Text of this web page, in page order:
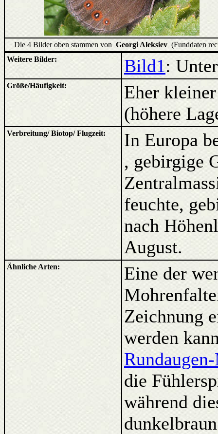
Die 4 Bilder oben stammen von Georgi Aleksiev (Funddaten
Weitere Bilder:
Bild1:
Größe/Häufigkeit:
Eher
(höhere
Verbreitung/ Biotop/ Flugzeit:
In Europa
, gebirgige
feuchte,
nach
August.
Ähnliche Arten:
Eine der
Zeichnung
werden
die
während